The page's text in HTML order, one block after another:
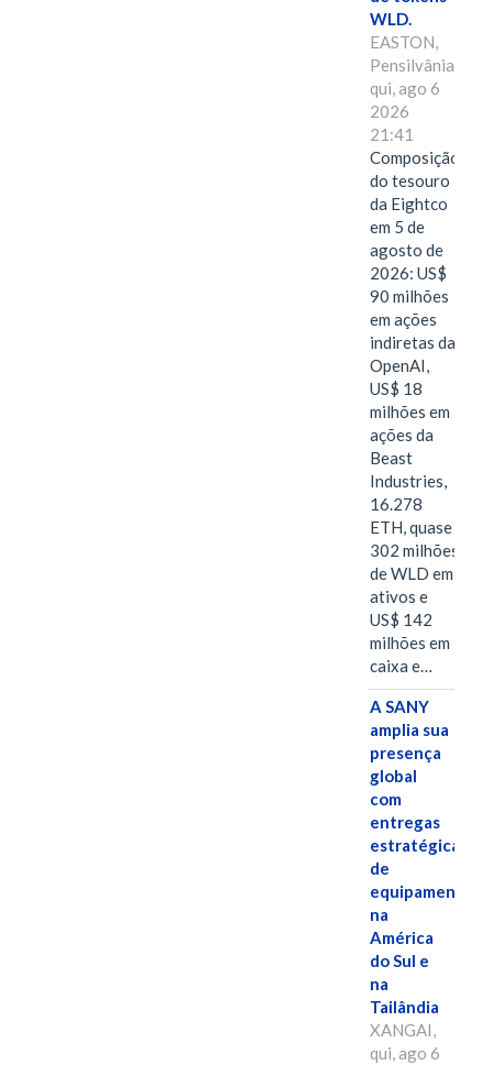
WLD.
EASTON,
Pensilvânia,
qui, ago 6
2026
21:41
Composição
do tesouro
da Eightco
em 5 de
agosto de
2026: US$
90 milhões
em ações
indiretas da
OpenAI,
US$ 18
milhões em
ações da
Beast
Industries,
16.278
ETH, quase
302 milhões
de WLD em
ativos e
US$ 142
milhões em
caixa e…
A SANY
amplia sua
presença
global
com
entregas
estratégicas
de
equipamentos
na
América
do Sul e
na
Tailândia
XANGAI,
qui, ago 6